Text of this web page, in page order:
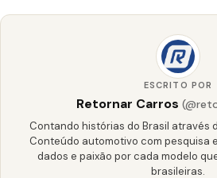
ESCRITO POR
Retornar Carros
Contando histórias do Brasil através
Conteúdo automotivo com pesquisa
dados e paixão por cada modelo
brasileiras.